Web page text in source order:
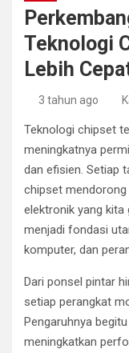
Teknologi
Lebih
3 tahun ago
Teknologi chipset
meningkatnya
dan efisien. Setiap
chipset
elektronik yang kita
menjadi fondasi
komputer, dan
Dari ponsel pintar
setiap perangkat
Pengaruhnya
meningkatkan